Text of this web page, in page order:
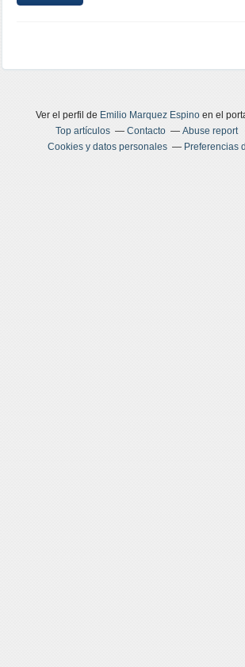
Ver el perfil de Emilio Marquez Espinoen el
Top artículos
Contacto Abuse report
Cookies y datos personales
Preferencias